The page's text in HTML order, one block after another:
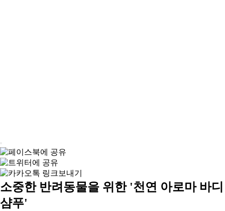
소중한 반려동물을 위한 '천연 아로마 바디
샴푸'